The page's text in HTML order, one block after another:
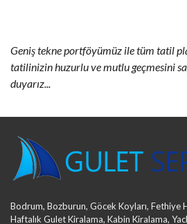
Geniş tekne portföyümüz ile tüm tatil
tatilinizin huzurlu ve mutlu geçmesini
duyarız...
Bodrum, Bozburun, Göcek Koyları, Fethiye
Haftalık Gulet Kiralama, Kabin Kiralama,